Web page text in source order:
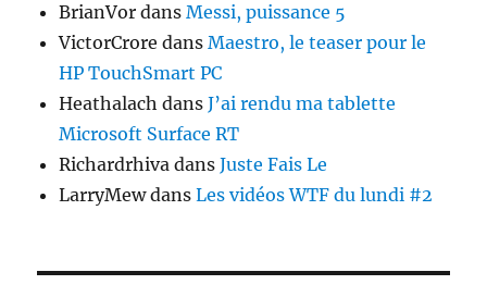
BrianVor dansMessi, puissance 5
VictorCrore dansMaestro, le teaser pour le
HP TouchSmart PC
Heathalach dansJ’ai rendu ma tablette
Microsoft Surface RT
Richardrhiva dansJuste Fais Le
LarryMewdansLes vidéos WTF du lundi #2